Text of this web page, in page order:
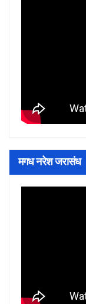
मगध नरेश जरासंध